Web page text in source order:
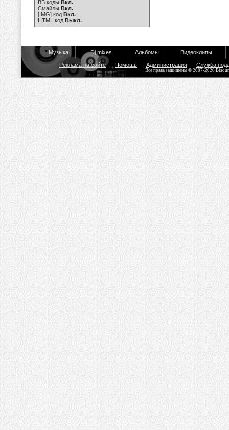
BB коды Вкл.
Смайлы Вкл.
[IMG] код Вкл.
HTML код Выкл.
Музыка Dj mixes Альбомы Видеоклипы
Реклама на сайте Помощь Администрация Служба
Все права защищены © 2007-2026